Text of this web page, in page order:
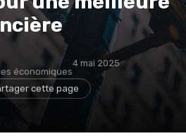
économiques
4 mai 2025
cette page